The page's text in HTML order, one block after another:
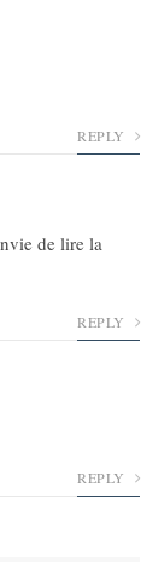
REPLY
de lire la
REPLY
REPLY